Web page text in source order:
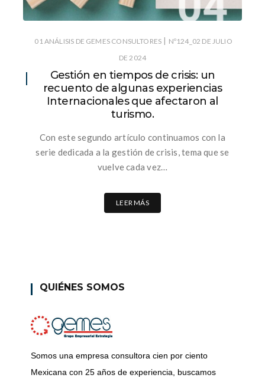
01 ANÁLISIS DE GEMES CONSULTORES | Nº124_02 DE JULIO
DE 2024
Gestión en tiempos de crisis: un
recuento de algunas experiencias
Internacionales que afectaron al
turismo.
Con este segundo artículo continuamos con la
serie dedicada a la gestión de crisis, tema que se
vuelve cada vez…
LEER MÁS
QUIÉNES SOMOS
Somos una empresa consultora cien por ciento
Mexicana con 25 años de experiencia, buscamos